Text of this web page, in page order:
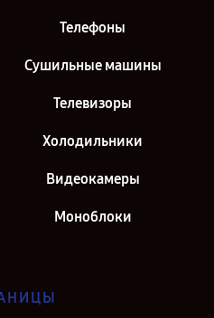
Телефоны
Сушильные машины
Телевизоры
Холодильники
Видеокамеры
Моноблоки